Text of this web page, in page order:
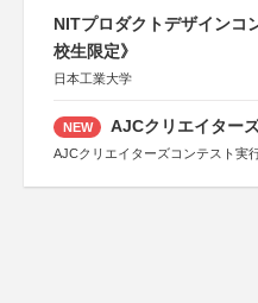
NITプロダクトデザインコ
校生限定》
日本工業大学
NEW AJCクリエイター
AJCクリエイターズコンテスト実